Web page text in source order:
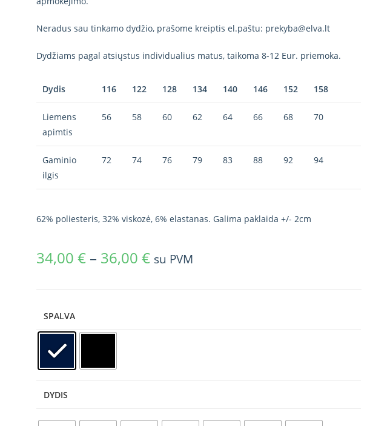
Neradus sau tinkamo dydžio, prašome kreiptis el.paštu: prekyba@elva.lt
Dydžiams pagal atsiųstus individualius matus, taikoma 8-12 Eur. priemoka.
Dydis 116 122 128 134 140 146 152 158
Liemens
apimtis
56 58 60 62 64 66 68 70
Gaminio
ilgis
72 74 76 79 83 88 92 94
62% poliesteris, 32% viskozė, 6% elastanas. Galima paklaida +/- 2cm
34,00 € – 36,00 € su PVM
SPALVA
DYDIS